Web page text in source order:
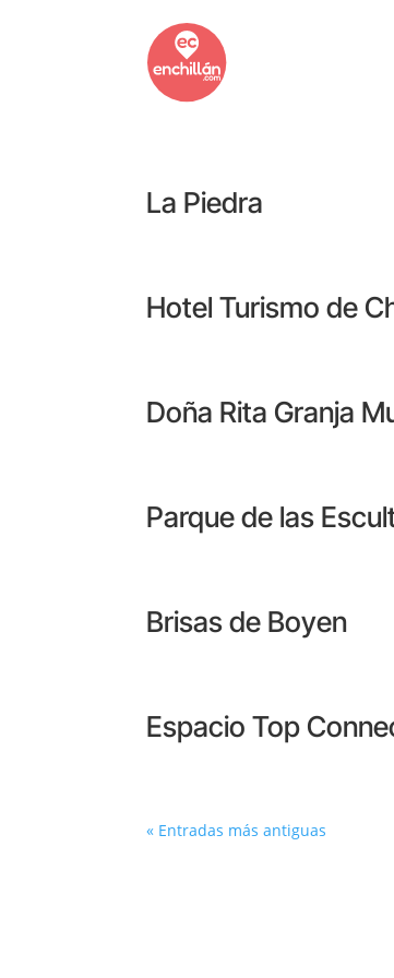
La Piedra
Hotel Turismo de
Doña Rita Granja
Parque de las
Brisas de Boyen
Espacio Top
« Entradas más antiguas